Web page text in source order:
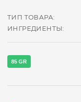
ТИП ТОВАРА:
ИНГРЕДИЕНТЫ:
85 GR